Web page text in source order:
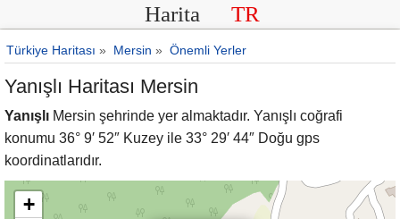
Harita TR
Türkiye Haritası » Mersin » Önemli Yerler
Yanışlı Haritası Mersin
Yanışlı Mersin şehrinde yer almaktadır. Yanışlı coğrafi
konumu 36° 9′ 52″ Kuzey ile 33° 29′ 44″ Doğu gps
koordinatlarıdır.
+